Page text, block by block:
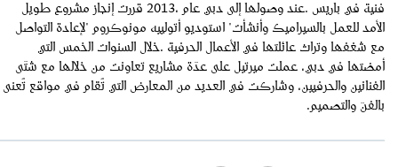
‬بالفنّ‭ ‬والتصميم‭.‬